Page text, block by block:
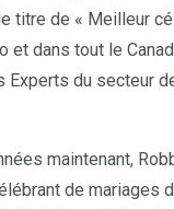
titre de « Meilleur
et dans tout le
Experts du secteur
maintenant,
de mariages